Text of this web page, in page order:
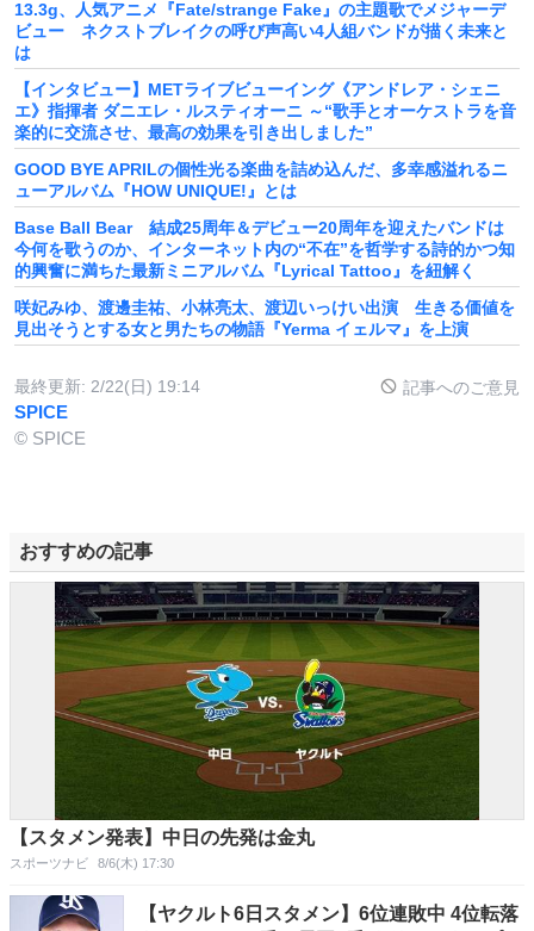
13.3g、人気アニメ『Fate/strange Fake』の主題歌でメジャーデ
ビュー ネクストブレイクの呼び声高い4人組バンドが描く未来と
は
【インタビュー】METライブビューイング《アンドレア・シェニ
エ》指揮者 ダニエレ・ルスティオーニ ～“歌手とオーケストラを音
楽的に交流させ、最高の効果を引き出しました”
GOOD BYE APRILの個性光る楽曲を詰め込んだ、多幸感溢れるニ
ューアルバム『HOW UNIQUE!』とは
Base Ball Bear 結成25周年＆デビュー20周年を迎えたバンドは
今何を歌うのか、インターネット内の“不在”を哲学する詩的かつ知
的興奮に満ちた最新ミニアルバム『Lyrical Tattoo』を紐解く
咲妃みゆ、渡邊圭祐、小林亮太、渡辺いっけい出演 生きる価値を
見出そうとする女と男たちの物語『Yerma イェルマ』を上演
最終更新: 2/22(日) 19:14 記事へのご意見
SPICE
© SPICE
おすすめの記事
【スタメン発表】中日の先発は金丸
スポーツナビ 8/6(木) 17:30
【ヤクルト6日スタメン】6位連敗中 4位転落